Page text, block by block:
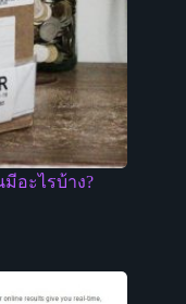
มีอะไรบ้าง?